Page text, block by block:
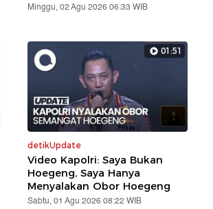
Minggu, 02 Agu 2026 06:33 WIB
01:51
detikUpdate
Video Kapolri: Saya Bukan
Hoegeng, Saya Hanya
Menyalakan Obor Hoegeng
Sabtu, 01 Agu 2026 08:22 WIB